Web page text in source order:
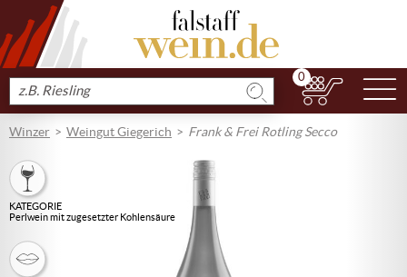
Produkt
suchen
0
Winzer Weingut Giegerich Frank & Frei Rotling Secco
KATEGORIE
Perlwein mit zugesetzter Kohlensäure